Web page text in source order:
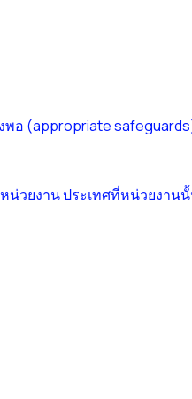
(appropriate
วยงาน ประเทศที่หน่วยงาน